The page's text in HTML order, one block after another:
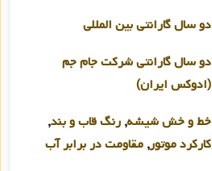
دو سال گارانتی بین المللی
دو سال گارانتی شرکت جام جم
(ادوکس ایران)
خط و خش شیشه, رنگ قاب و بند,
کارکرد موتور, مقاومت در برابر آب